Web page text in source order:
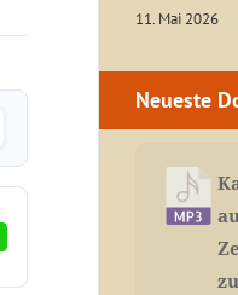
11. Mai 2026
Neueste